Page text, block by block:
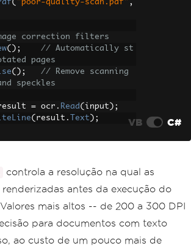
( "poor-quality-scan.pdf" ,
correction filters
();
// Automatically st
pages
();
// Remove scanning
speckles
= ocr . Read ( input );
( result . Text ); VB C#
controla a resolução na qual as
antes da execução do
mais altos -- de 200 a 300 DPI
para documentos com texto
ao custo de um pouco mais de